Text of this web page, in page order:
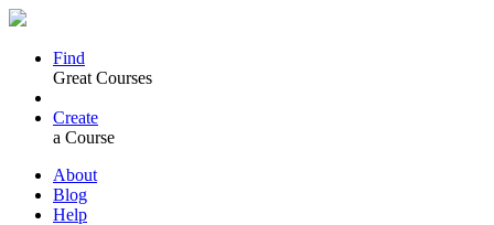
Find
Great Courses
Create
a Course
About
Blog
Help